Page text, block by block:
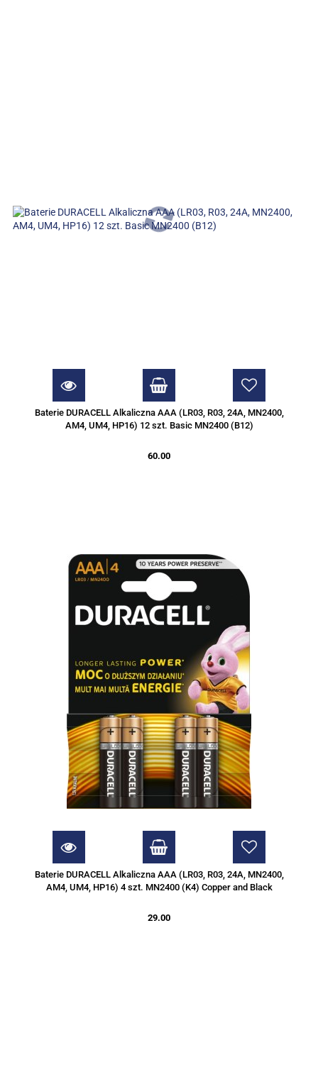
Baterie DURACELL Alkaliczna AAA (LR03, R03, 24A, MN2400,
AM4, UM4, HP16) 12 szt. Basic MN2400 (B12)
60.00
Baterie DURACELL Alkaliczna AAA (LR03, R03, 24A, MN2400,
AM4, UM4, HP16) 4 szt. MN2400 (K4) Copper and Black
29.00